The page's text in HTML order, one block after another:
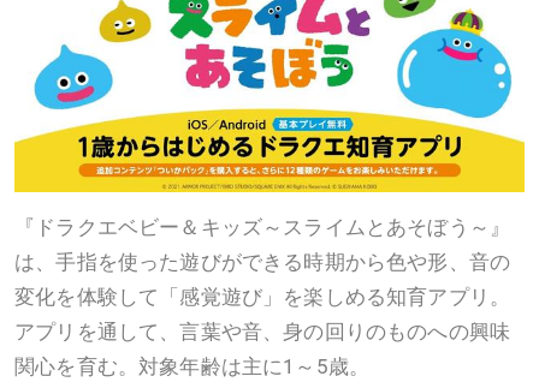
『ドラクエベビー＆キッズ～スライムとあそぼう～』
は、手指を使った遊びができる時期から色や形、音の
変化を体験して「感覚遊び」を楽しめる知育アプリ。
アプリを通して、言葉や音、身の回りのものへの興味
関心を育む。対象年齢は主に1～5歳。